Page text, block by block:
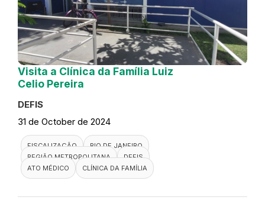
Visita a Clínica da Família Luiz
Celio Pereira
DEFIS
31 de October de 2024
FISCALIZAÇÃO
RIO DE JANEIRO
REGIÃO METROPOLITANA
DEFIS
ATO MÉDICO
CLÍNICA DA FAMÍLIA